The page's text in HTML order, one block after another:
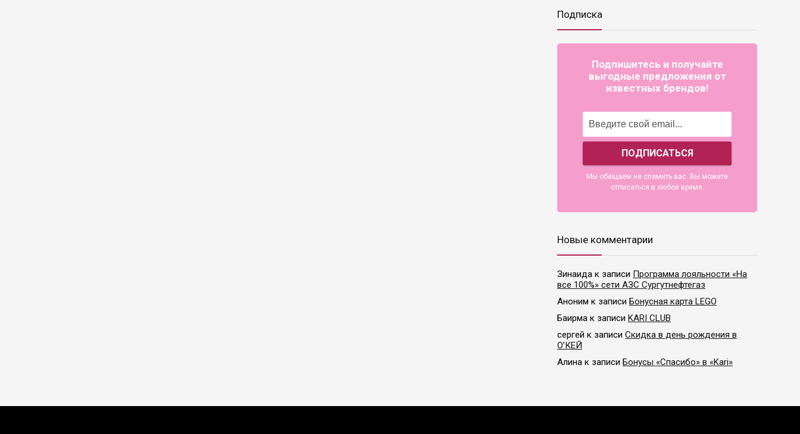
Подписка
Подпишитесь и получайте
выгодные предложения от
известных брендов!
Мы обещаем не спамить вас. Вы можете
отписаться в любое время.
Новые комментарии
Зинаида к записи Программа лояльности «На
все 100%» сети АЗС Сургутнефтегаз
Аноним к записи Бонусная карта LEGO
Баирма к записи KARI CLUB
сергей к записи Скидка в день рождения в
О’КЕЙ
Алина к записи Бонусы «Спасибо» в «Kari»